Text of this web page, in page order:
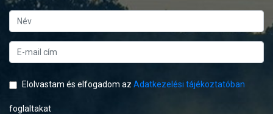
Elolvastam és elfogadom az Adatkezelési tájékoztatóban
foglaltakat